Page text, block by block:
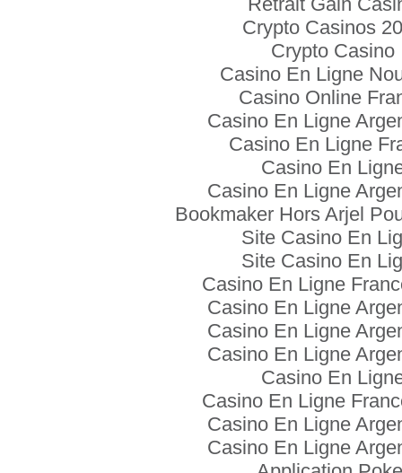
Crypto Casinos
Crypto Casino
Casino En Ligne
Casino Online
Casino En Ligne
Casino En Ligne
Casino En
Casino En Ligne
Bookmaker Hors Arjel
Site Casino En
Site Casino En
Casino En Ligne
Casino En Ligne
Casino En Ligne
Casino En Ligne
Casino En
Casino En Ligne
Casino En Ligne
Casino En Ligne